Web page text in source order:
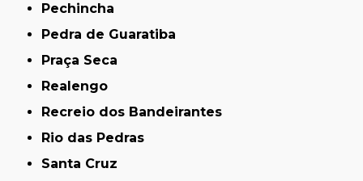
Pechincha
Pedra de Guaratiba
Praça Seca
Realengo
Recreio dos Bandeirantes
Rio das Pedras
Santa Cruz